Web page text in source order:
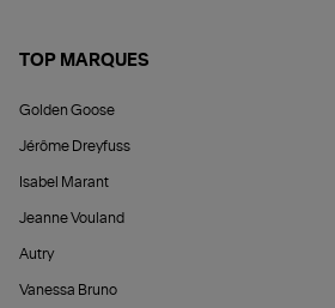
TOP MARQUES
Golden Goose
Jérôme Dreyfuss
Isabel Marant
Jeanne Vouland
Autry
Vanessa Bruno